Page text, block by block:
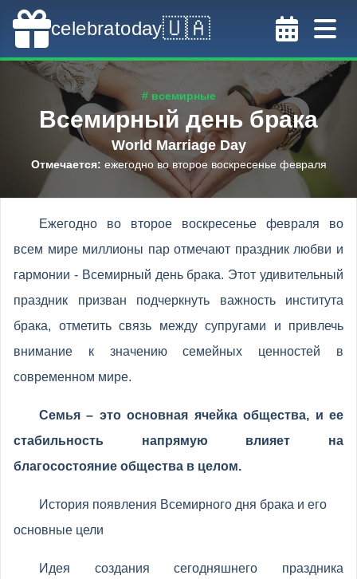
celebratoday🇺🇦
# всемирные
Всемирный день брака
World Marriage Day
Отмечается: ежегодно во второе воскресенье февраля
Ежегодно во второе воскресенье февраля во
всем мире миллионы пар отмечают праздник любви и
гармонии - Всемирный день брака. Этот удивительный
праздник призван подчеркнуть важность института
брака, отметить связь между супругами и привлечь
внимание к значению семейных ценностей в
современном мире.
Семья – это основная ячейка общества, и ее
стабильность напрямую влияет на
благосостояние общества в целом.
История появления Всемирного дня брака и его
основные цели
Идея создания сегодняшнего праздника